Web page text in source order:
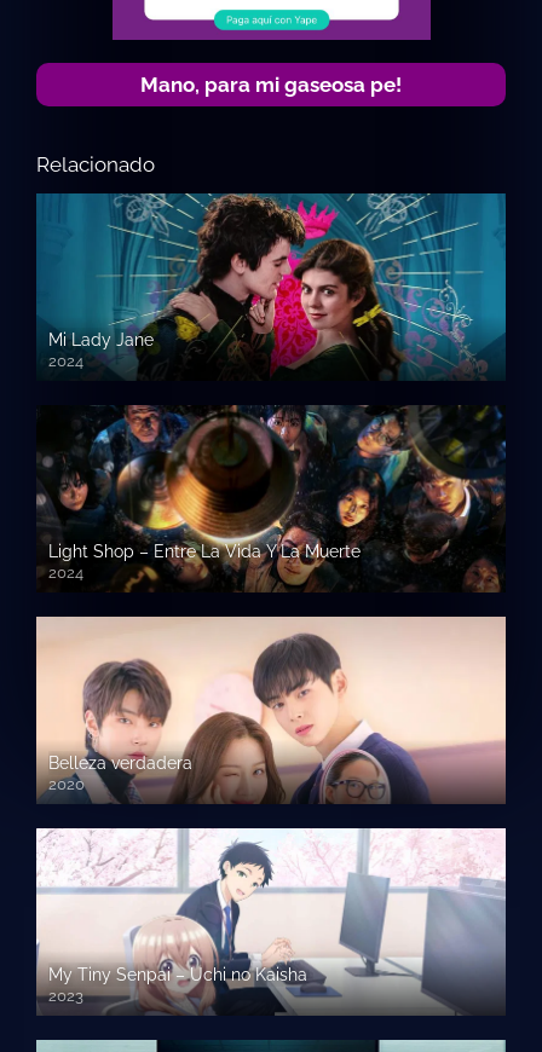
Mano, para mi gaseosa pe!
Relacionado
Mi Lady Jane
2024
Light Shop – Entre La Vida Y La Muerte
2024
Belleza verdadera
2020
My Tiny Senpai – Uchi no Kaisha
2023